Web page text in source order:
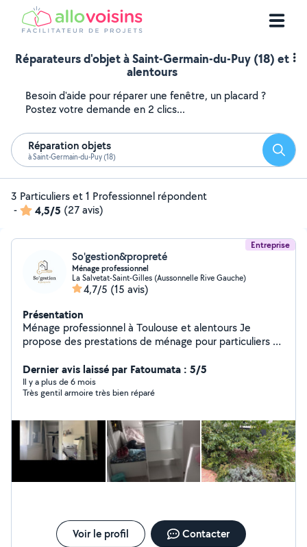
Réparateurs d'objet à Saint-Germain-du-Puy (18) et
alentours
Besoin d'aide pour réparer une fenêtre, un placard ?
Postez votre demande en 2 clics...
Réparation objets
à Saint-Germain-du-Puy (18)
3 Particuliers et 1 Professionnel répondent
-
4,5/5 (27 avis)
Entreprise
So'gestion&propreté
Ménage professionnel
La Salvetat-Saint-Gilles (Aussonnelle Rive Gauche)
4,7/5 (15 avis)
Présentation
Ménage professionnel à Toulouse et alentours Je
propose des prestations de ménage pour particuliers et
chantier et locations saisonnières. Mon objectif : un
résultat impeccable, un service fiable et des locaux
toujours propres. Zone d'intervention : Toulouse et
Dernier avis laissé par Fatoumata : 5/5
Il y a plus de 6 mois
Très gentil armoire très bien réparé
Voir le profil Contacter